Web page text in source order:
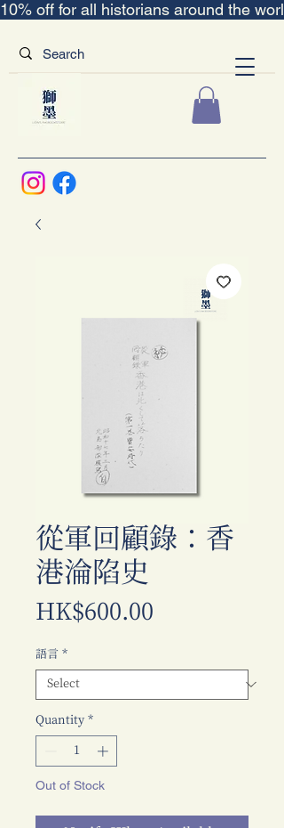
10% off for all historians around the
從軍回顧錄：香
港淪陷史
HK$600.00
語言 *
Quantity *
Out of Stock